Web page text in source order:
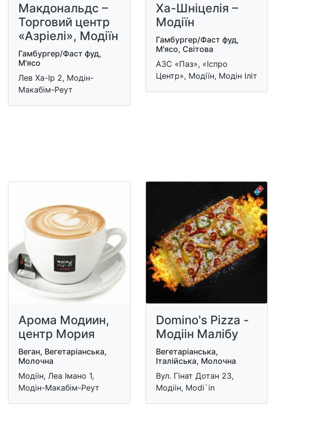
Макдональдс –
Торговий центр
«Азріелі», Модіїн
Гамбургер/Фаст фуд,
М'ясо
Лев Ха-Ір 2, Модін-
Макабім-Реут
Ха-Шніцелія –
Модіїн
Гамбургер/Фаст фуд,
М'ясо, Світова
АЗС «Паз», «Іспро
Центр», Модіїн, Модін Іліт
Арома Модиин,
центр Мория
Веган, Вегетаріанська,
Молочна
Модіін, Леа Імано 1,
Модін-Макабім-Реут
Domino's Pizza -
Модіін Малібу
Вегетаріанська,
Італійська, Молочна
Вул. Гінат Дотан 23,
Модіін, Modi`in